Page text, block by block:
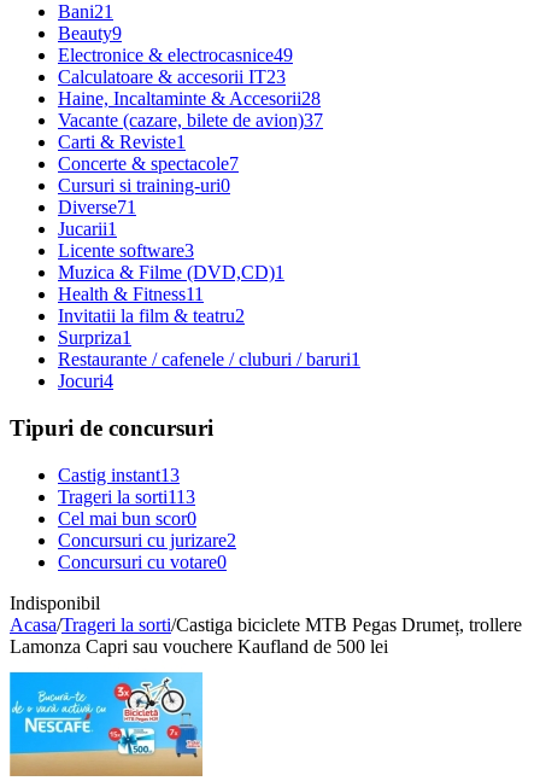
Bani21
Beauty9
Electronice & electrocasnice49
Calculatoare & accesorii IT23
Haine, Incaltaminte & Accesorii28
Vacante (cazare, bilete de avion)37
Carti & Reviste1
Concerte & spectacole7
Cursuri si training-uri0
Diverse71
Jucarii1
Licente software3
Muzica & Filme (DVD,CD)1
Health & Fitness11
Invitatii la film & teatru2
Surpriza1
Restaurante / cafenele / cluburi / baruri1
Jocuri4
Tipuri de concursuri
Castig instant13
Trageri la sorti113
Cel mai bun scor0
Concursuri cu jurizare2
Concursuri cu votare0
Indisponibil
Acasa/Trageri la sorti/Castiga biciclete MTB Pegas Drumeț, trollere
Lamonza Capri sau vouchere Kaufland de 500 lei